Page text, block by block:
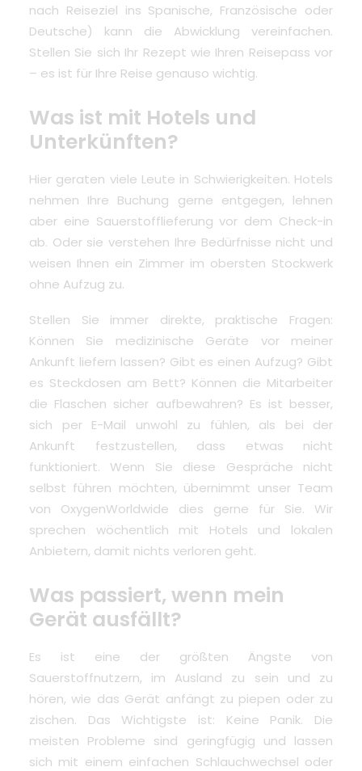
nach Reiseziel ins Spanische, Französische oder
Deutsche) kann die Abwicklung vereinfachen.
Stellen Sie sich Ihr Rezept wie Ihren Reisepass vor
– es ist für Ihre Reise genauso wichtig.
Was ist mit Hotels und
Unterkünften?
Hier geraten viele Leute in Schwierigkeiten. Hotels
nehmen Ihre Buchung gerne entgegen, lehnen
aber eine Sauerstofflieferung vor dem Check-in
ab. Oder sie verstehen Ihre Bedürfnisse nicht und
weisen Ihnen ein Zimmer im obersten Stockwerk
ohne Aufzug zu.
Stellen Sie immer direkte, praktische Fragen:
Können Sie medizinische Geräte vor meiner
Ankunft liefern lassen? Gibt es einen Aufzug? Gibt
es Steckdosen am Bett? Können die Mitarbeiter
die Flaschen sicher aufbewahren? Es ist besser,
sich per E-Mail unwohl zu fühlen, als bei der
Ankunft festzustellen, dass etwas nicht
funktioniert. Wenn Sie diese Gespräche nicht
selbst führen möchten, übernimmt unser Team
von OxygenWorldwide dies gerne für Sie. Wir
sprechen wöchentlich mit Hotels und lokalen
Anbietern, damit nichts verloren geht.
Was passiert, wenn mein
Gerät ausfällt?
Es ist eine der größten Ängste von
Sauerstoffnutzern, im Ausland zu sein und zu
hören, wie das Gerät anfängt zu piepen oder zu
zischen. Das Wichtigste ist: Keine Panik. Die
meisten Probleme sind geringfügig und lassen
sich mit einem einfachen Schlauchwechsel oder